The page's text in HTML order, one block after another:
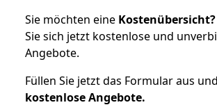
Sie möchten eine Kostenübersicht?
Sie sich jetzt kostenlose und
Angebote.
Füllen Sie jetzt das Formular aus
kostenloseAngebote.